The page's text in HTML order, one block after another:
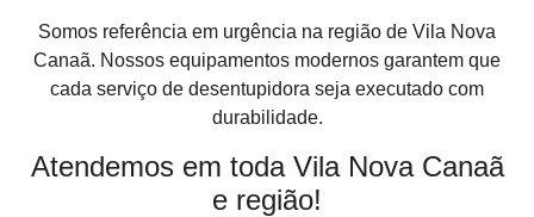
Somos referência em urgência na região de Vila Nova
Canaã. Nossos equipamentos modernos garantem que
cada serviço de desentupidora seja executado com
durabilidade.
Atendemos em toda Vila Nova Canaã
e região!